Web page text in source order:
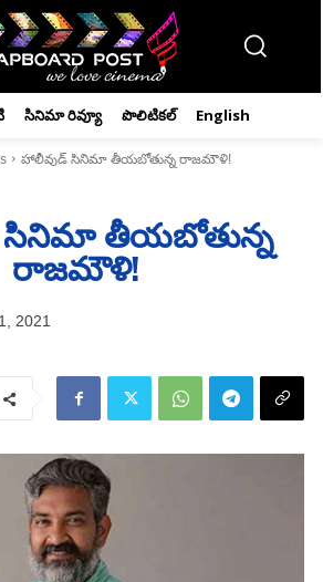
సినిమా రివ్యూ పొలిటికల్ English
హాలీవుడ్‌ సినిమా తీయబోతున్న రాజమౌళి!
సినిమా తీయబోతున్న
రాజమౌళి!
2021